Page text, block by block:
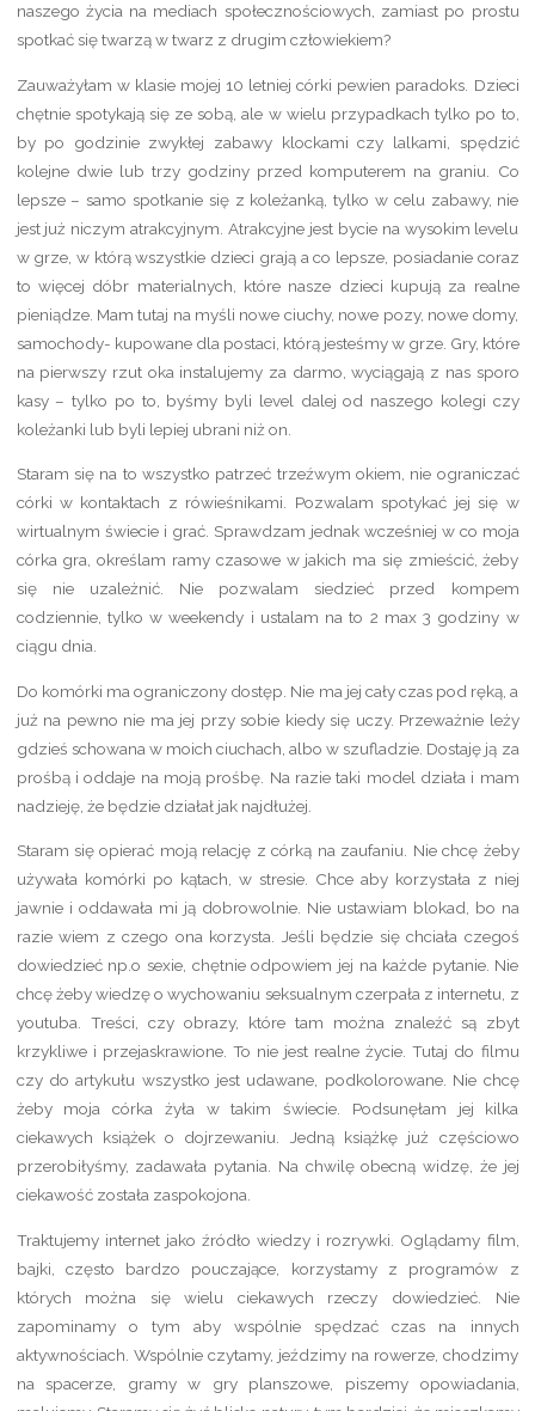
naszego życia na mediach społecznościowych, zamiast po prostu
spotkać się twarzą w twarz z drugim człowiekiem?
Zauważyłam w klasie mojej 10 letniej córki pewien paradoks. Dzieci
chętnie spotykają się ze sobą, ale w wielu przypadkach tylko po to,
by po godzinie zwykłej zabawy klockami czy lalkami, spędzić
kolejne dwie lub trzy godziny przed komputerem na graniu. Co
lepsze – samo spotkanie się z koleżanką, tylko w celu zabawy, nie
jest już niczym atrakcyjnym. Atrakcyjne jest bycie na wysokim levelu
w grze, w którą wszystkie dzieci grają a co lepsze, posiadanie coraz
to więcej dóbr materialnych, które nasze dzieci kupują za realne
pieniądze. Mam tutaj na myśli nowe ciuchy, nowe pozy, nowe domy,
samochody- kupowane dla postaci, którą jesteśmy w grze. Gry, które
na pierwszy rzut oka instalujemy za darmo, wyciągają z nas sporo
kasy – tylko po to, byśmy byli level dalej od naszego kolegi czy
koleżanki lub byli lepiej ubrani niż on.
Staram się na to wszystko patrzeć trzeźwym okiem, nie ograniczać
córki w kontaktach z rówieśnikami. Pozwalam spotykać jej się w
wirtualnym świecie i grać. Sprawdzam jednak wcześniej w co moja
córka gra, określam ramy czasowe w jakich ma się zmieścić, żeby
się nie uzależnić. Nie pozwalam siedzieć przed kompem
codziennie, tylko w weekendy i ustalam na to 2 max 3 godziny w
ciągu dnia.
Do komórki ma ograniczony dostęp. Nie ma jej cały czas pod ręką, a
już na pewno nie ma jej przy sobie kiedy się uczy. Przeważnie leży
gdzieś schowana w moich ciuchach, albo w szufladzie. Dostaję ją za
prośbą i oddaje na moją prośbę. Na razie taki model działa i mam
nadzieję, że będzie działał jak najdłużej.
Staram się opierać moją relację z córką na zaufaniu. Nie chcę żeby
używała komórki po kątach, w stresie. Chce aby korzystała z niej
jawnie i oddawała mi ją dobrowolnie. Nie ustawiam blokad, bo na
razie wiem z czego ona korzysta. Jeśli będzie się chciała czegoś
dowiedzieć np.o sexie, chętnie odpowiem jej na każde pytanie. Nie
chcę żeby wiedzę o wychowaniu seksualnym czerpała z internetu, z
youtuba. Treści, czy obrazy, które tam można znaleźć są zbyt
krzykliwe i przejaskrawione. To nie jest realne życie. Tutaj do filmu
czy do artykułu wszystko jest udawane, podkolorowane. Nie chcę
żeby moja córka żyła w takim świecie. Podsunęłam jej kilka
ciekawych książek o dojrzewaniu. Jedną książkę już częściowo
przerobiłyśmy, zadawała pytania. Na chwilę obecną widzę, że jej
ciekawość została zaspokojona.
Traktujemy internet jako źródło wiedzy i rozrywki. Oglądamy film,
bajki, często bardzo pouczające, korzystamy z programów z
których można się wielu ciekawych rzeczy dowiedzieć. Nie
zapominamy o tym aby wspólnie spędzać czas na innych
aktywnościach. Wspólnie czytamy, jeździmy na rowerze, chodzimy
na spacerze, gramy w gry planszowe, piszemy opowiadania,